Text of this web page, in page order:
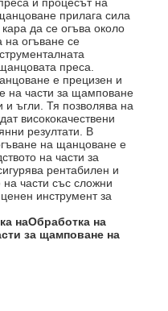
прилага сила
да се огъва около
огъване се
преса.
е прецизен и
на части за щамповане
ъгли. Тя позволява на
висококачествени
резултати. В
на щанцоване е
на части за
рентабилен и
части със сложни
инструмент за
наОбработка на
за щамповане на